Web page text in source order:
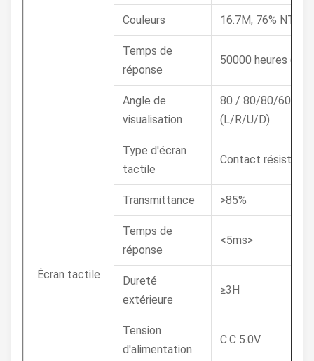
Couleurs 16.7M, 76% NTSC
Temps de
réponse
50000 heures (mn)
Angle de
visualisation
80 / 80/80/60
(L/R/U/D)
Écran tactile
Type d'écran
tactile
Contact résistif
Transmittance >85%
Temps de
réponse
<5ms>
Dureté
extérieure
≥3H
Tension
d'alimentation
C.C 5.0V